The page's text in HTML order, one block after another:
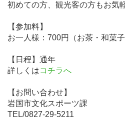
初めての方、観光客の方もお気
【参加料】
お一人様：700円（お茶・和菓子
【日程】通年
詳しくはコチラへ
【お問い合わせ】
岩国市文化スポーツ課
TEL/0827-29-5211